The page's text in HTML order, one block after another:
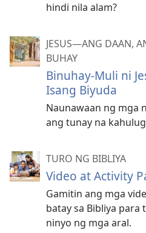
hindi nila alam?
JESUS—ANG DAAN,
BUHAY
Binuhay-Muli ni
Isang Biyuda
Naunawaan ng mga
ang tunay na
TURO NG BIBLIYA
Video at Activity
Gamitin ang mga
batay sa Bibliya
ninyo ng mga aral.